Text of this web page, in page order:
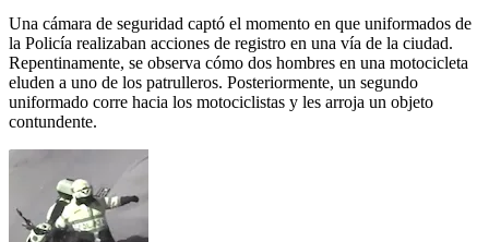
Una cámara de seguridad captó el momento en que uniformados de
la Policía realizaban acciones de registro en una vía de la ciudad.
Repentinamente, se observa cómo dos hombres en una motocicleta
eluden a uno de los patrulleros. Posteriormente, un segundo
uniformado corre hacia los motociclistas y les arroja un objeto
contundente.